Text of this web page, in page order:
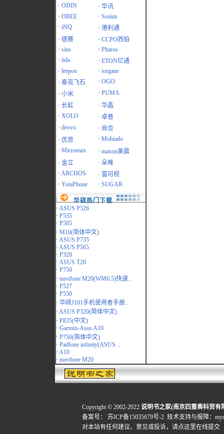
· ODIN · 华讯
· OBEE · Sonim
· iNQ · 港利通
· 德赛 · CCPO西铂
· sins · Pharos
· iida · ETON亿通
· leepoo · iorgane
· 泰克飞石 · OGO
· 小米 · PUMA
· 长虹 · 华晶
· XOLO · 卓普
· deovo · 尚合
· 优思 · Mobiado
· Micromax · maxon美晨
· 金立 · 朵唯
· ARCHOS · 富可视
· YotaPhone · SUGAR
华硕热门下载
· ASUS P526
· P535
· P505
· M10(简体中文)
· ASUS P735
· ASUS P565
· P320
· ASUS T20
· P750
· nuvifone M20(WM6.5)快速..
· P527
· P550
· 华硕J101手机使用者手册..
· ASUS P320(简体中文)
· P835(中文)
· Garmin-Asus A10
· P750(简体中文)
· Padfone infinity(ASUS ..
· A10
· nuvifone M20
Copyright © 2002-2022 说明书之家(南京四重奏科贸有
备案号：
苏ICP备15035679号-2 技术支持与报障：
对本站有任何建议、意见或投诉， 请点这里在线提交